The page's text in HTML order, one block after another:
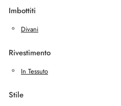
Imbottiti
Divani
Rivestimento
In Tessuto
Stile